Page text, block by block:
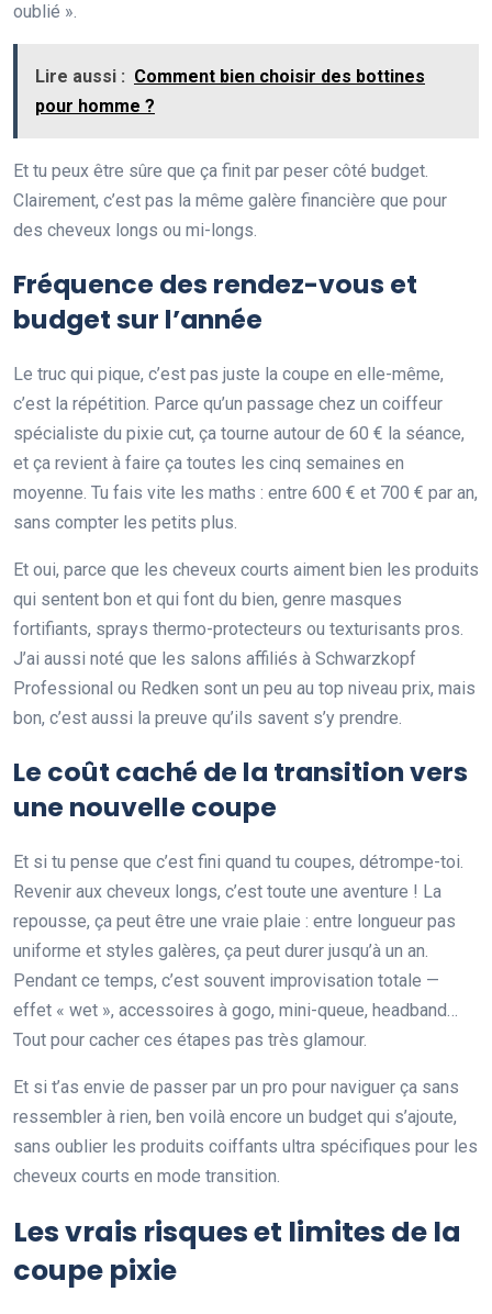
oublié ».
Lire aussi : Comment bien choisir des bottines
pour homme ?
Et tu peux être sûre que ça finit par peser côté budget.
Clairement, c’est pas la même galère financière que pour
des cheveux longs ou mi-longs.
Fréquence des rendez-vous et
budget sur l’année
Le truc qui pique, c’est pas juste la coupe en elle-même,
c’est la répétition. Parce qu’un passage chez un coiffeur
spécialiste du pixie cut, ça tourne autour de 60 € la séance,
et ça revient à faire ça toutes les cinq semaines en
moyenne. Tu fais vite les maths : entre 600 € et 700 € par an,
sans compter les petits plus.
Et oui, parce que les cheveux courts aiment bien les produits
qui sentent bon et qui font du bien, genre masques
fortifiants, sprays thermo-protecteurs ou texturisants pros.
J’ai aussi noté que les salons affiliés à Schwarzkopf
Professional ou Redken sont un peu au top niveau prix, mais
bon, c’est aussi la preuve qu’ils savent s’y prendre.
Le coût caché de la transition vers
une nouvelle coupe
Et si tu pense que c’est fini quand tu coupes, détrompe-toi.
Revenir aux cheveux longs, c’est toute une aventure ! La
repousse, ça peut être une vraie plaie : entre longueur pas
uniforme et styles galères, ça peut durer jusqu’à un an.
Pendant ce temps, c’est souvent improvisation totale —
effet « wet », accessoires à gogo, mini-queue, headband…
Tout pour cacher ces étapes pas très glamour.
Et si t’as envie de passer par un pro pour naviguer ça sans
ressembler à rien, ben voilà encore un budget qui s’ajoute,
sans oublier les produits coiffants ultra spécifiques pour les
cheveux courts en mode transition.
Les vrais risques et limites de la
coupe pixie